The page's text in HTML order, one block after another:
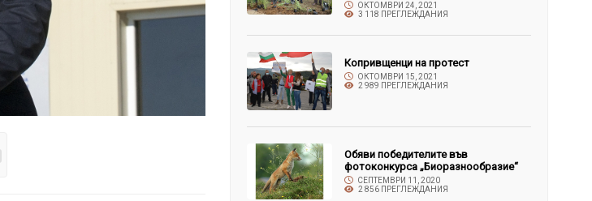
ОКТОМВРИ 24, 2021
3 118 ПРЕГЛЕЖДАНИЯ
Копривщенци на протест
ОКТОМВРИ 15, 2021
2 989 ПРЕГЛЕЖДАНИЯ
Обяви победителите във
фотоконкурса „Биоразнообразие“
СЕПТЕМВРИ 11, 2020
2 856 ПРЕГЛЕЖДАНИЯ